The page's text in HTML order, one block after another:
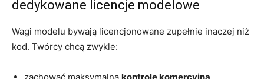
dedykowane licencje modelowe
Wagi modelu bywają licencjonowane zupełnie inaczej niż
kod. Twórcy chcą zwykle: